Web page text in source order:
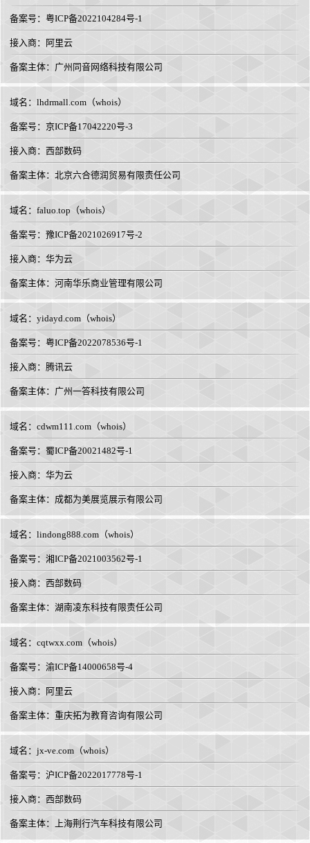
备案号：粤ICP备2022104284号-1
接入商： 阿里云
备案主体：广州同音网络科技有限公司
域名： lhdrmall.com （whois）
备案号：京ICP备17042220号-3
接入商： 西部数码
备案主体：北京六合德润贸易有限责任公司
域名： faluo.top （whois）
备案号：豫ICP备2021026917号-2
接入商： 华为云
备案主体：河南华乐商业管理有限公司
域名： yidayd.com （whois）
备案号：粤ICP备2022078536号-1
接入商： 腾讯云
备案主体：广州一答科技有限公司
域名： cdwm111.com （whois）
备案号：蜀ICP备20021482号-1
接入商： 华为云
备案主体：成都为美展览展示有限公司
域名： lindong888.com （whois）
备案号：湘ICP备2021003562号-1
接入商： 西部数码
备案主体：湖南凌东科技有限责任公司
域名： cqtwxx.com （whois）
备案号：渝ICP备14000658号-4
接入商： 阿里云
备案主体：重庆拓为教育咨询有限公司
域名： jx-ve.com （whois）
备案号：沪ICP备2022017778号-1
接入商： 西部数码
备案主体：上海荆行汽车科技有限公司